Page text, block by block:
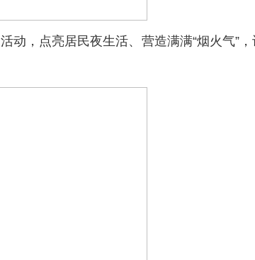
，点亮居民夜生活、营造满满“烟火气”，